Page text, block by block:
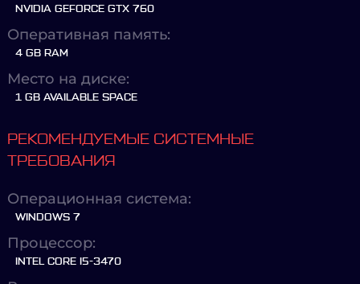
NVIDIA GEFORCE GTX 760
Оперативная память:
4 GB RAM
Место на диске:
1 GB AVAILABLE SPACE
РЕКОМЕНДУЕМЫЕ СИСТЕМНЫЕ
ТРЕБОВАНИЯ
Операционная система:
WINDOWS 7
Процессор:
INTEL CORE I5-3470